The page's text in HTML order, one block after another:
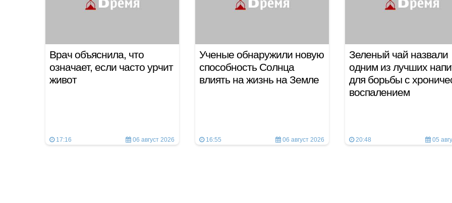
Врач объяснила, что
означает, если часто урчит
живот
17:16 06 август 2026
Ученые обнаружили новую
способность Солнца
влиять на жизнь на Земле
16:55 06 август 2026
Зеленый чай назвали
одним из лучших
для борьбы с
воспалением
20:48 05